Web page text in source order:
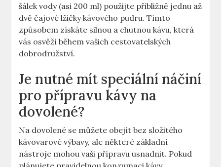
šálek vody (asi 200 ml) použijte přibližně jednu až
dvě čajové lžičky kávového pudru. Tímto
způsobem získáte silnou a chutnou kávu, která
vás osvěží během vašich cestovatelských
dobrodružství.
Je nutné mít speciální náčiní
pro přípravu kávy na
dovolené?
Na dovolené se můžete obejít bez složitého
kávovarové výbavy, ale některé základní
nástroje mohou vaši přípravu usnadnit. Pokud